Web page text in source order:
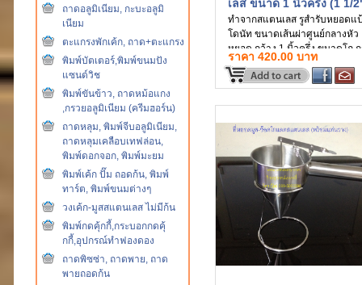
ถาดอลูมิเนียม, กะบะอลูมิ
เนียม
ตะแกรงพักเค้ก, ถาด+ตะแกรง
พิมพ์บัตเตอร์,พิมพ์ขนมปัง
แซนด์วิช
พิมพ์ขันข้าว, ถาดหม้อแกง
,กรวยอลูมิเนียม (ครีมฮอร์น)
ถาดหลุม, พิมพ์จีบอลูมิเนียม,
ถาดหลุมเคลือบเทฟล่อน,
พิมพ์ดอกจอก, พิมพ์มะยม
พิมพ์เค้ก ปั๊ม ถอดก้น, พิมพ์
ทาร์ต, พิมพ์ขนมต่างๆ
วงเค้ก-มูสสแตนเลส ไม่มีก้น
พิมพ์กดคุ้กกี้,กระบอกกดคุ้
กกี้,อุปกรณ์ทำฟองดอง
ถาดพิซซ่า, ถาดพาย, ถาด
พายถอดก้น
เลส ขนาด 1 นิ้วครึ่ง (1 1/
ทำจากสแตนเลส รูสำรับหยอดแ
โดนัท ขนาดเส้นผ่าศูนย์กลางหัว
หยอด กว้าง 1 นิ้วครึ่ง ขนาดโถ
10 cm. x สูง 17 cm.
ราคา 420.00 บาท